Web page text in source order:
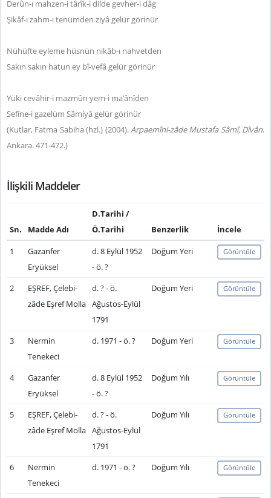
Derûn-ı mahzen-i târîk-i dilde gevher-i dâg
Şikâf-ı zahm-ı tenümden ziyâ gelür görinür
Nühüfte eyleme hüsnün nikâb-ı nahvetden
Sakın sakın hatun ey bî-vefâ gelür görinür
Yüki cevâhir-i mazmûn yem-i ma’ânîden
Sefîne-i gazelüm Sâmiyâ gelür görinür
(Kutlar, Fatma Sabiha (hzl.) (2004).Arpaemîni-zâde Mustafa Sâmî, Dîvân.
Ankara. 471-472.)
İlişkili Maddeler
Sn. Madde Adı
D.Tarihi /
Ö.Tarihi
Benzerlik
İncele
1
Gazanfer
Eryüksel
d. 8 Eylül 1952
- ö. ?
Doğum Yeri Görüntüle
2
EŞREF, Çelebi-
zâde Eşref Molla
d. ? - ö.
Ağustos-Eylül
1791
Doğum Yeri Görüntüle
3
Nermin
Tenekeci
d. 1971 - ö. ? Doğum Yeri Görüntüle
4
Gazanfer
Eryüksel
d. 8 Eylül 1952
- ö. ?
Doğum Yılı Görüntüle
5
EŞREF, Çelebi-
zâde Eşref Molla
d. ? - ö.
Ağustos-Eylül
1791
Doğum Yılı Görüntüle
6
Nermin
Tenekeci
d. 1971 - ö. ? Doğum Yılı Görüntüle